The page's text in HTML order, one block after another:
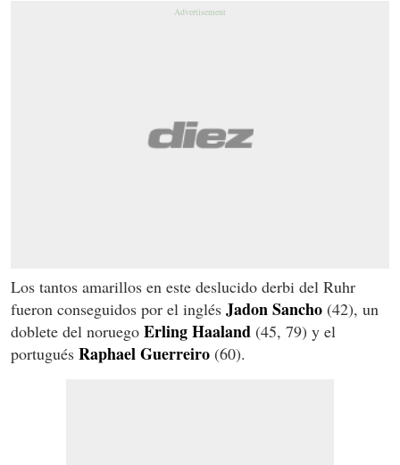
Los tantos amarillos en este deslucido derbi del Ruhr
fueron conseguidos por el inglés Jadon Sancho (42), un
doblete del noruego Erling Haaland (45, 79) y el
portugués Raphael Guerreiro (60).